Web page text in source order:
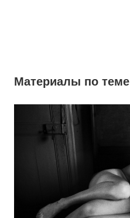
Материалы по теме